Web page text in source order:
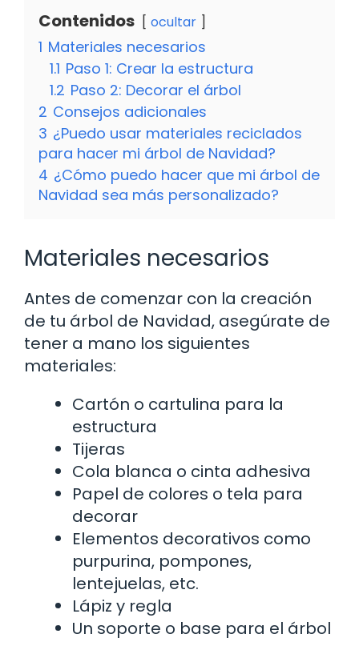
Contenidos ocultar
1 Materiales necesarios
1.1 Paso 1: Crear la estructura
1.2 Paso 2: Decorar el árbol
2 Consejos adicionales
3 ¿Puedo usar materiales reciclados
para hacer mi árbol de Navidad?
4 ¿Cómo puedo hacer que mi árbol de
Navidad sea más personalizado?
Materiales necesarios
Antes de comenzar con la creación
de tu árbol de Navidad, asegúrate de
tener a mano los siguientes
materiales:
Cartón o cartulina para la
estructura
Tijeras
Cola blanca o cinta adhesiva
Papel de colores o tela para
decorar
Elementos decorativos como
purpurina, pompones,
lentejuelas, etc.
Lápiz y regla
Un soporte o base para el árbol